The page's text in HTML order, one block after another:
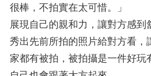
很棒，不拍實在太可惜。」
展現自己的親和力，讓對方感到
秀出先前所拍的照片給對方看，
家都有被拍，被拍攝是一件好玩